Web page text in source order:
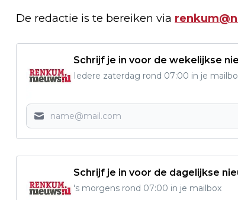
De redactie is te bereiken via
Schrijf je in voor de wekelijkse
Iedere zaterdag rond 07:00 in je
Schrijf je in voor de dagelijkse
's morgens rond 07:00 in je mailbox